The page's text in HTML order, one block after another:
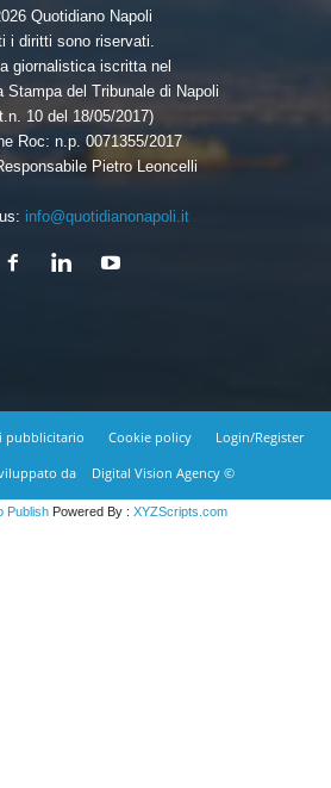
Quotidiano Napoli
i diritti sono riservati.
giornalistica iscritta nel
Stampa del Tribunale di Napoli
10 del 18/05/2017)
Roc: n.p. 0071355/2017
Pietro Leoncelli
info@quotidianonapoli.it
pubblicitario Cookie policy
Login/Register
da
Digital Vision Agency ©
PublishPowered By : XYZScripts.com